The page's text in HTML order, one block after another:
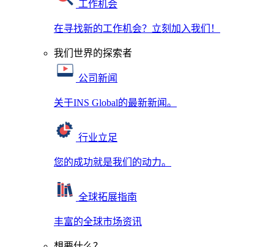
工作机会
在寻找新的工作机会？立刻加入我们！
我们世界的探索者
公司新闻
关于INS Global的最新新闻。
行业立足
您的成功就是我们的动力。
全球拓展指南
丰富的全球市场资讯